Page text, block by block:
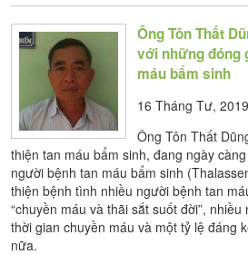
Ông Tôn Thất
với những đóng
máu bẩm sinh
16 Tháng Tư, 2019
Ông Tôn Thất
thiện tan máu bẩm sinh, đang ngày
người bệnh tan máu bẩm sinh
thiện bệnh tình nhiều người bệnh tan
“chuyền máu và thãi sắt suốt đời”,
thời gian chuyền máu và một tỷ lệ đáng
nữa.